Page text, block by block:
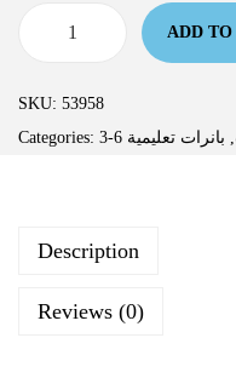
ADD
SKU: 53958
Categories:
, بانرات تعليمية
Description
Reviews (0)